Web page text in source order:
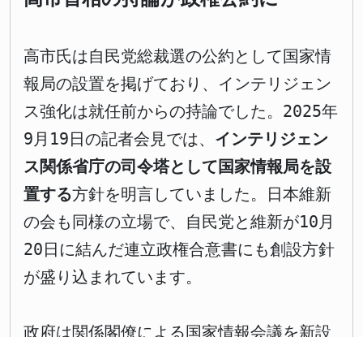
高市氏は自民党総裁選の公約として国家情
報局の設置を掲げており、インテリジェン
ス強化は就任前からの持論でした。2025年
9月19日の記者会見では、 インテリジェン
ス関係省庁の司令塔として国家情報局を設
置する方針を明言していました。日本維新
の会も同様の立場で、自民党と維新が10月
20日に結んだ連立政権合意書にも創設方針
が盛り込まれています。
政府は関係閣僚による国家情報会議を新設